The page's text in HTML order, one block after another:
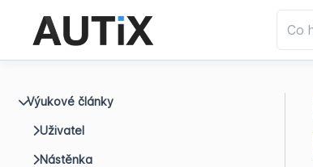
Výukové články
Uživatel
Nástěnka